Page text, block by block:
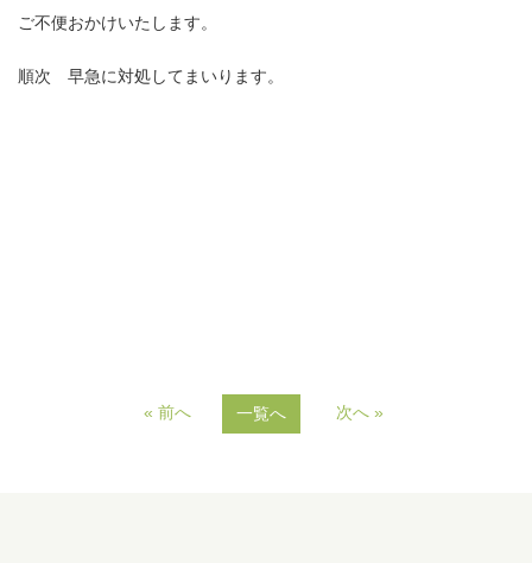
ホーム
ご不便おかけいたします。
順次 早急に対処してまいります。
« 前へ 一覧へ 次へ »